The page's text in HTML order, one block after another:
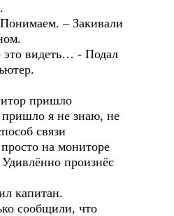
– Закивали
видеть… - Подал
пришло
я не знаю, не
связи
на мониторе
произнёс
капитан.
сообщили, что